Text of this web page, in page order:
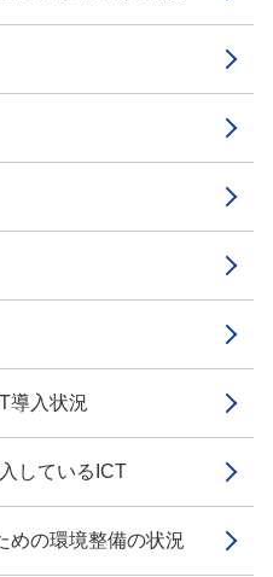
導入状況
しているICT
めの環境整備の状況